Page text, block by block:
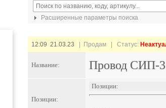
Расширенные параметры поиска
12:09 21.03.23 | Продам | Статус:
Название: Провод СИП-3
Позиции:
Позиции: